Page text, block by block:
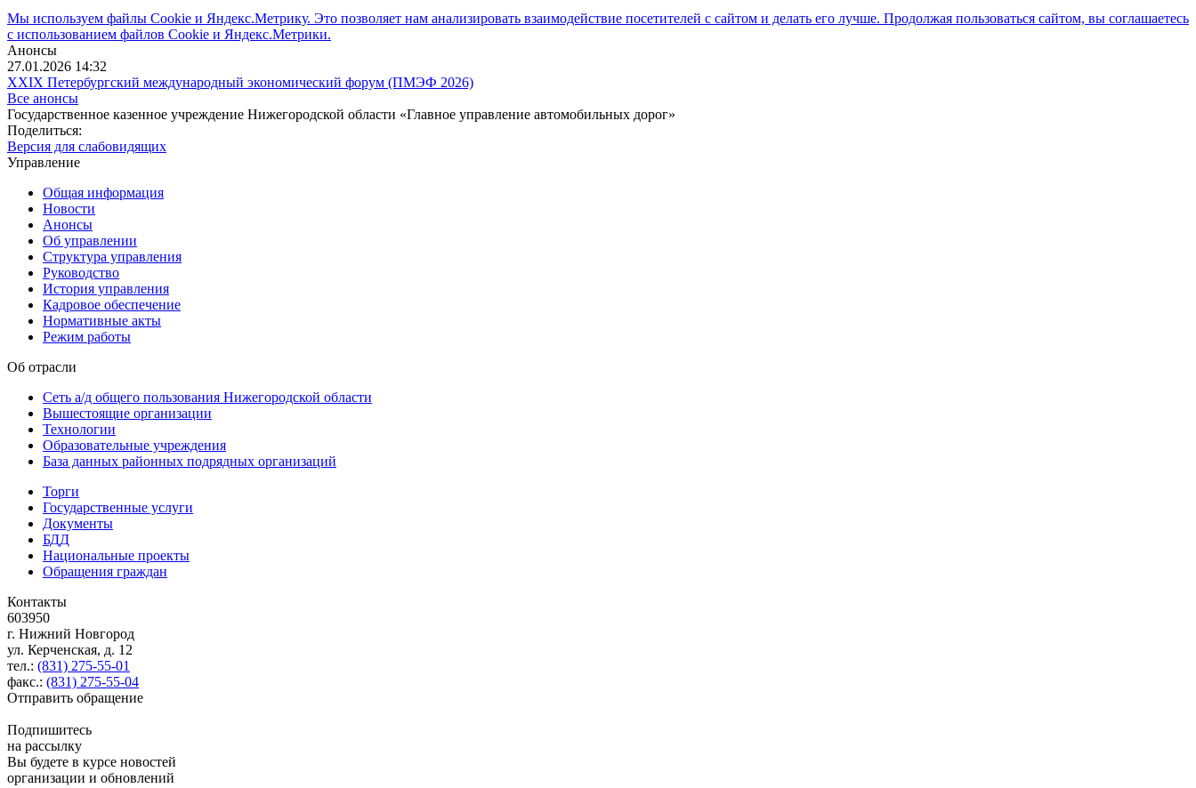
Мы используем файлы Cookie и Яндекс.Метрику. Это позволяет нам анализировать взаимодействие посетителей с сайтом и делать его лучше. Продолжая пользоваться сайтом, вы соглашаетесь
с использованием файлов Cookie и Яндекс.Метрики.
Анонсы
27.01.2026 14:32
XXIX Петербургский международный экономический форум (ПМЭФ 2026)
Все анонсы
Государственное казенное учреждение Нижегородской области «Главное управление автомобильных дорог»
Поделиться:
Версия для слабовидящих
Управление
Общая информация
Новости
Анонсы
Об управлении
Структура управления
Руководство
История управления
Кадровое обеспечение
Нормативные акты
Режим работы
Об отрасли
Сеть а/д общего пользования Нижегородской области
Вышестоящие организации
Технологии
Образовательные учреждения
База данных районных подрядных организаций
Торги
Государственные услуги
Документы
БДД
Национальные проекты
Обращения граждан
Контакты
603950
г. Нижний Новгород
ул. Керченская, д. 12
тел.: (831) 275-55-01
факс.: (831) 275-55-04
Отправить обращение
Подпишитесь
на рассылку
Вы будете в курсе новостей
организации и обновлений